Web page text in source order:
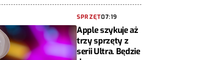
SPRZĘT07:19
Apple szykuje aż
trzy sprzęty z
serii Ultra. Będzie